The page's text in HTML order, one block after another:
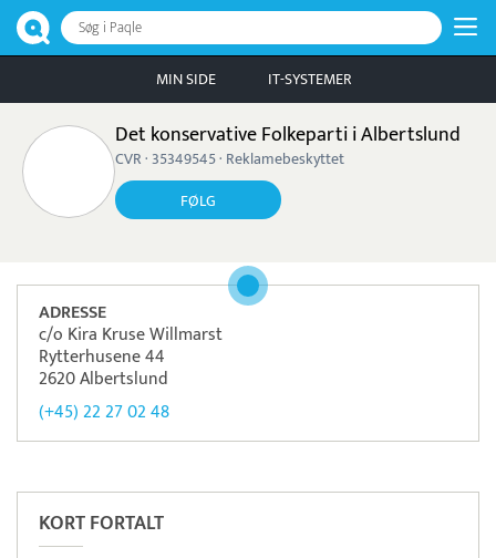
Søg i Paqle
MIN SIDE IT-SYSTEMER
Det konservative Folkeparti i Albertslund
CVR · 35349545 · Reklamebeskyttet
FØLG
ADRESSE
c/o Kira Kruse Willmarst
Rytterhusene 44
2620 Albertslund
(+45) 22 27 02 48
KORT FORTALT